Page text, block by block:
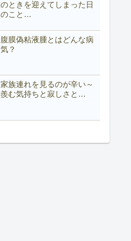
のときを迎えてしまった日
のこと…
腹膜偽粘液腫とはどんな病
気？
家族連れを見るのが辛い～
羨む気持ちと寂しさと…